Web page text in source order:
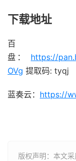
下载地址
盘： https://
OVg 提取码: tyqj
蓝奏云： https://
版权声明：本文